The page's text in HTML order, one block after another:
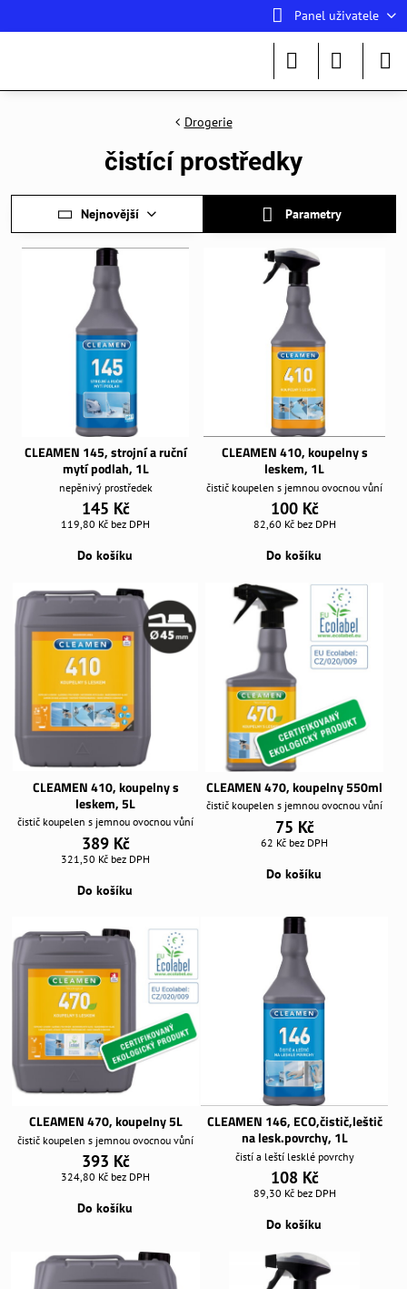
Panel uživatele
Drogerie
čistící prostředky
Nejnovější Parametry
CLEAMEN 145, strojní a ruční
mytí podlah, 1L
nepěnivý prostředek
145 Kč
119,80 Kč bez DPH
Do košíku
CLEAMEN 410, koupelny s
leskem, 1L
čistič koupelen s jemnou ovocnou vůní
100 Kč
82,60 Kč bez DPH
Do košíku
CLEAMEN 410, koupelny s
leskem, 5L
čistič koupelen s jemnou ovocnou vůní
389 Kč
321,50 Kč bez DPH
Do košíku
CLEAMEN 470, koupelny 550ml
čistič koupelen s jemnou ovocnou vůní
75 Kč
62 Kč bez DPH
Do košíku
CLEAMEN 470, koupelny 5L
čistič koupelen s jemnou ovocnou vůní
393 Kč
324,80 Kč bez DPH
Do košíku
CLEAMEN 146, ECO,čistič,leštič
na lesk.povrchy, 1L
čistí a leští lesklé povrchy
108 Kč
89,30 Kč bez DPH
Do košíku